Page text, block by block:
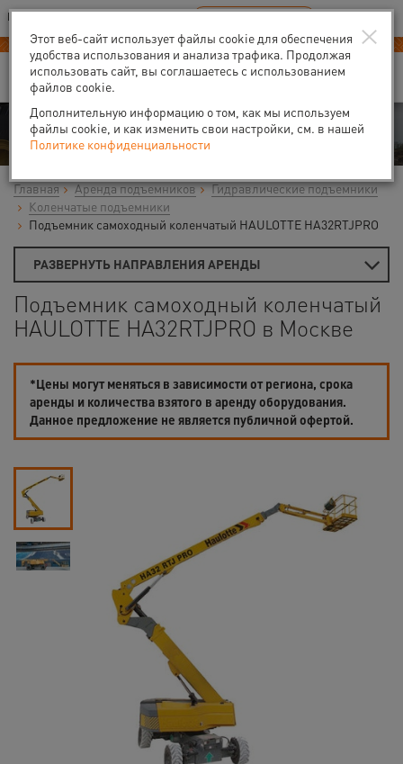
Ваш город:Москва
В Вашем регионе нет наших офисов RU EN
Аренда
Главная Аренда подъемников
Гидравлические подъемники
Коленчатые подъемники
Подъемник самоходный коленчатый HAULOTTE HA32RTJPRO
РАЗВЕРНУТЬ НАПРАВЛЕНИЯ АРЕНДЫ
Подъемник самоходный коленчатый
HAULOTTE HA32RTJPRO в Москве
*Цены могут меняться в зависимости от региона, срока
аренды и количества взятого в аренду оборудования.
Данное предложение не является публичной офертой.
×
Этот веб-сайт использует файлы cookie для обеспечения
удобства использования и анализа трафика. Продолжая
использовать сайт, вы соглашаетесь с использованием
файлов cookie.
Дополнительную информацию о том, как мы используем
файлы cookie, и как изменить свои настройки, см. в нашей
Политике конфиденциальности